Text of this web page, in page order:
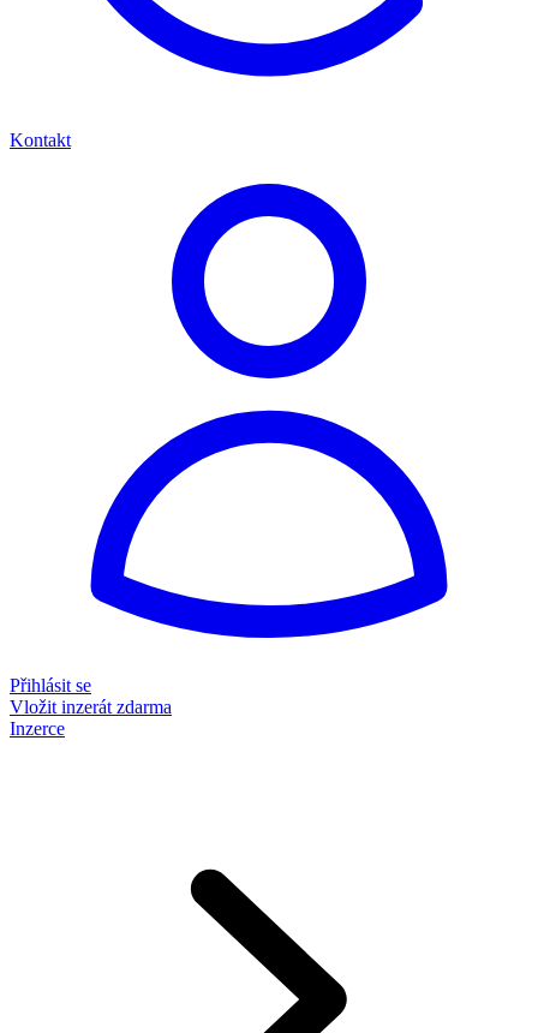
Kontakt
Přihlásit se
Vložit inzerát zdarma
Inzerce